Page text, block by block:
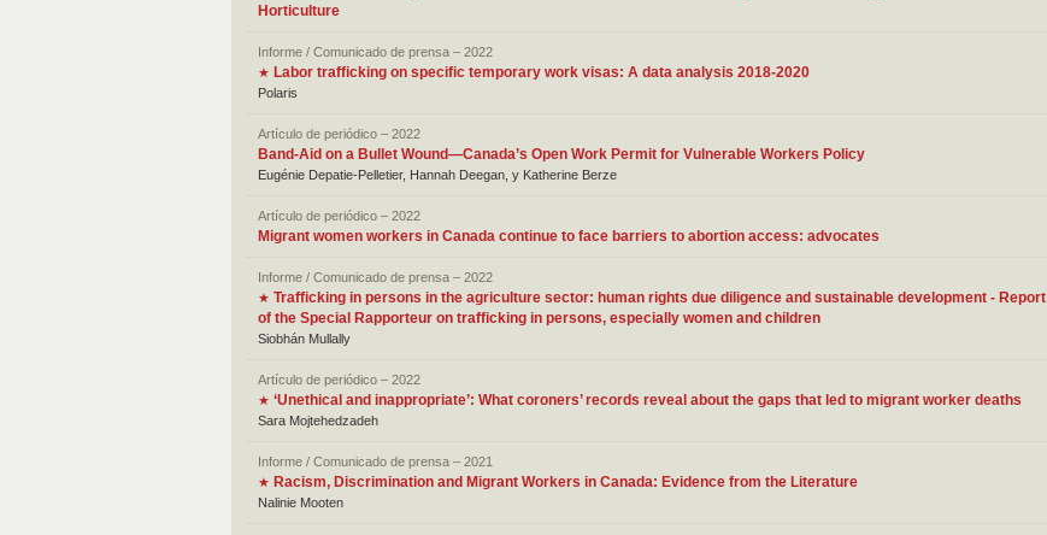
Horticulture
Informe / Comunicado de prensa – 2022
★ Labor trafficking on specific temporary work visas: A data analysis 2018-2020
Polaris
Artículo de periódico – 2022
Band-Aid on a Bullet Wound—Canada’s Open Work Permit for Vulnerable Workers Policy
Eugénie Depatie-Pelletier, Hannah Deegan, y Katherine Berze
Artículo de periódico – 2022
Migrant women workers in Canada continue to face barriers to abortion access: advocates
Informe / Comunicado de prensa – 2022
★ Trafficking in persons in the agriculture sector: human rights due diligence and sustainable development - Report
of the Special Rapporteur on trafficking in persons, especially women and children
Siobhán Mullally
Artículo de periódico – 2022
★ ‘Unethical and inappropriate’: What coroners’ records reveal about the gaps that led to migrant worker deaths
Sara Mojtehedzadeh
Informe / Comunicado de prensa – 2021
★ Racism, Discrimination and Migrant Workers in Canada: Evidence from the Literature
Nalinie Mooten